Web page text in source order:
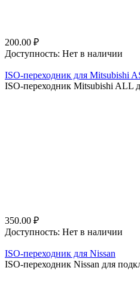
200.00 ₽
Доступность: Нет в наличии
ISO-переходник для Mitsubishi
ISO-переходник Mitsubishi ALL
350.00 ₽
Доступность: Нет в наличии
ISO-переходник для Nissan
ISO-переходник Nissan для